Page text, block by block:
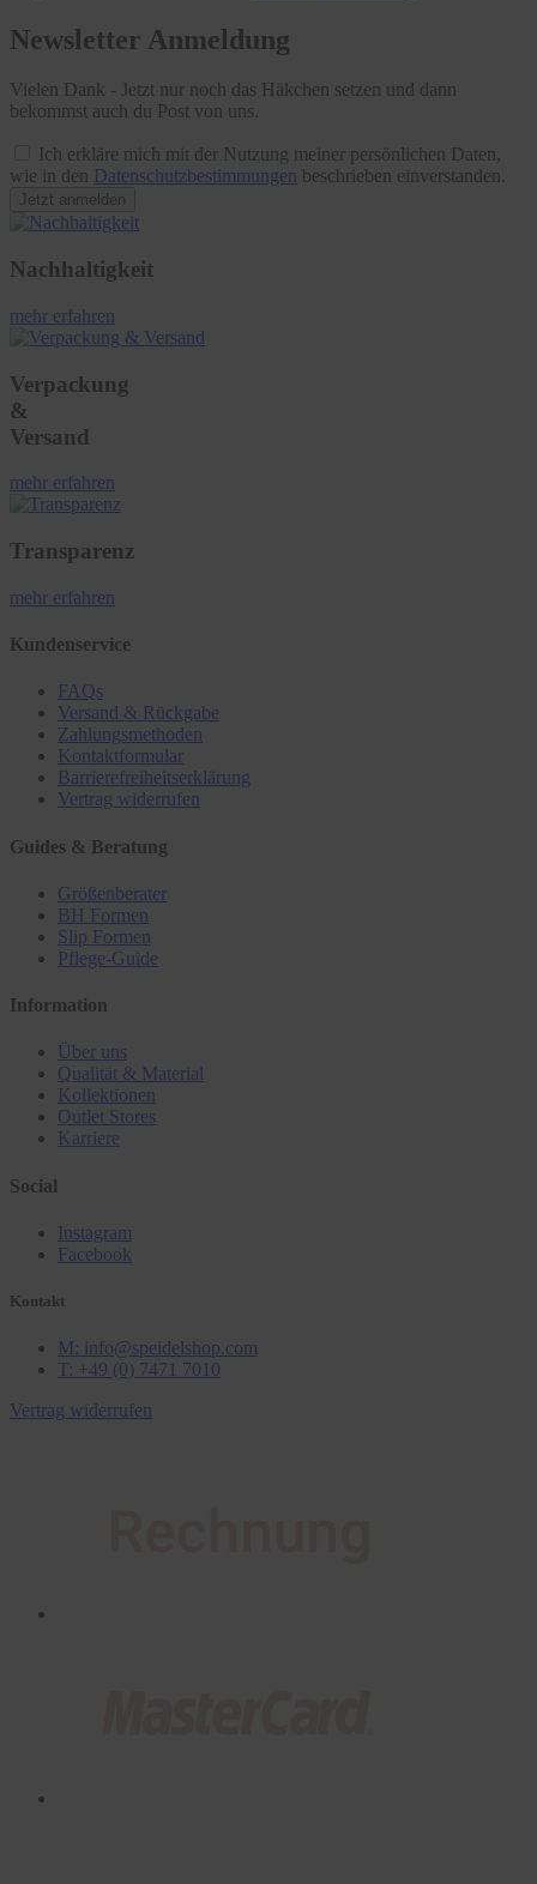
Newsletter Anmeldung
Vielen Dank - Jetzt nur noch das Häkchen setzen und dann
bekommst auch du Post von uns.
Ich erkläre mich mit der Nutzung meiner persönlichen Daten,
wie in den Datenschutzbestimmungen beschrieben einverstanden.
Jetzt anmelden
Nachhaltigkeit
mehr erfahren
Verpackung
&
Versand
mehr erfahren
Transparenz
mehr erfahren
Kundenservice
FAQs
Versand & Rückgabe
Zahlungsmethoden
Kontaktformular
Barrierefreiheitserklärung
Vertrag widerrufen
Guides & Beratung
Größenberater
BH Formen
Slip Formen
Pflege-Guide
Information
Über uns
Qualität & Material
Kollektionen
Outlet Stores
Karriere
Social
Instagram
Facebook
Kontakt
M: info@speidelshop.com
T: +49 (0) 7471 7010
Vertrag widerrufen